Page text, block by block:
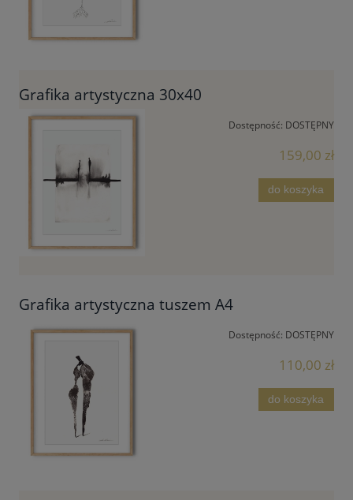
Grafika artystyczna 30x40
Dostępność: DOSTĘPNY
159,00 zł
do koszyka
Grafika artystyczna tuszem A4
Dostępność: DOSTĘPNY
110,00 zł
do koszyka